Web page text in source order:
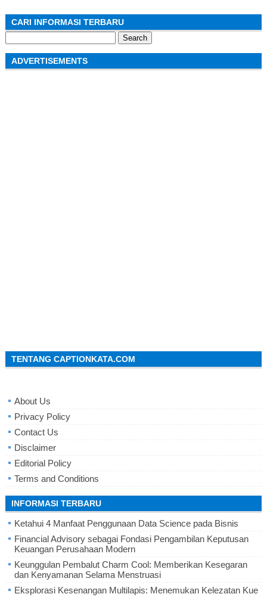
CARI INFORMASI TERBARU
for:
ADVERTISEMENTS
TENTANG CAPTIONKATA.COM
About Us
Privacy Policy
Contact Us
Disclaimer
Editorial Policy
Terms and Conditions
INFORMASI TERBARU
Ketahui 4 Manfaat Penggunaan Data Science pada Bisnis
Financial Advisory sebagai Fondasi Pengambilan Keputusan
Keuangan Perusahaan Modern
Keunggulan Pembalut Charm Cool: Memberikan Kesegaran
dan Kenyamanan Selama Menstruasi
Eksplorasi Kesenangan Multilapis: Menemukan Kelezatan Kue